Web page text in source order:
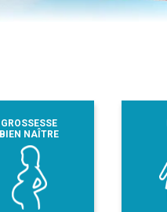
GROSSESSE
BIEN NAÎTRE